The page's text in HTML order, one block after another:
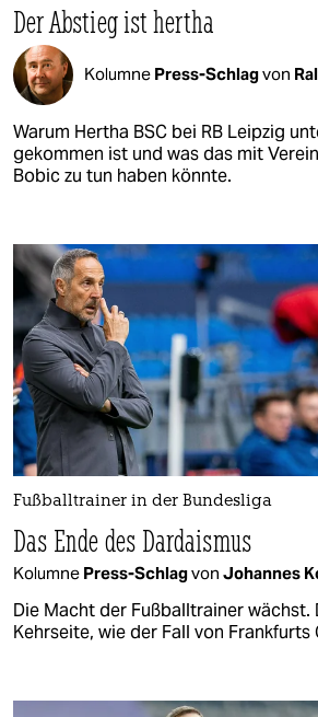
Der Abstieg ist hertha
Kolumne Press-Schlagvon
Warum Hertha BSC bei RB Leipzig
gekommen ist und was das mit
Bobic zu tun haben könnte.
Fußballtrainer in der Bundesliga
Das Ende des Dardaismus
Kolumne Press-Schlagvon Johannes
Die Macht der Fußballtrainer wächst.
Kehrseite, wie der Fall von